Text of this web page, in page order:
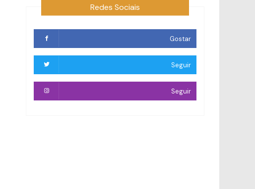
Redes Sociais
Gostar
Seguir
Seguir